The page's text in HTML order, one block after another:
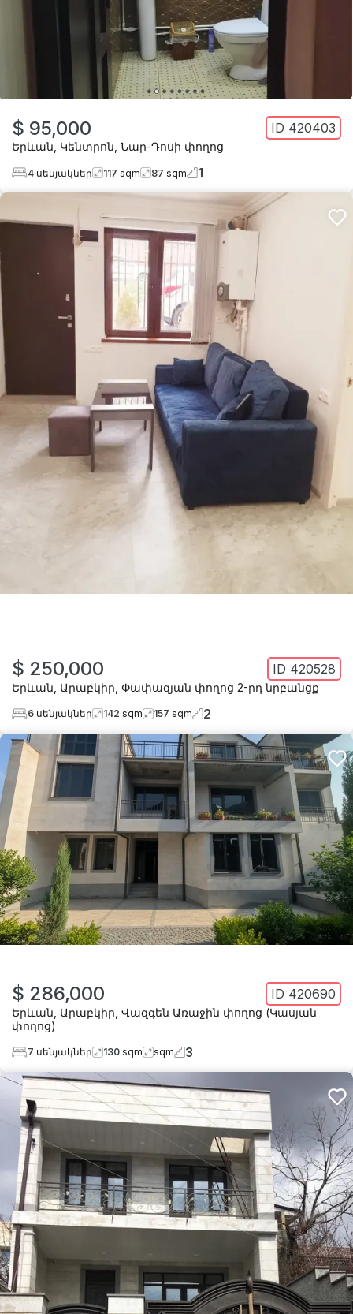
$ 95,000 ID 420403
Երևան Կենտրոն Նար-Դոսի փողոց
4 սենյակներ 117 sqm 87 sqm 1
$ 250,000 ID 420528
Երևան Արաբկիր Փափազյան փողոց 2-րդ նրբանցք
6 սենյակներ 142 sqm 157 sqm 2
$ 286,000 ID 420690
Երևան Արաբկիր Վազգեն Առաջին փողոց (Կասյան
փողոց)
7 սենյակներ 130 sqm sqm 3